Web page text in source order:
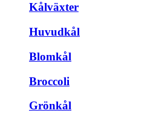
Kålväxter
Huvudkål
Blomkål
Broccoli
Grönkål